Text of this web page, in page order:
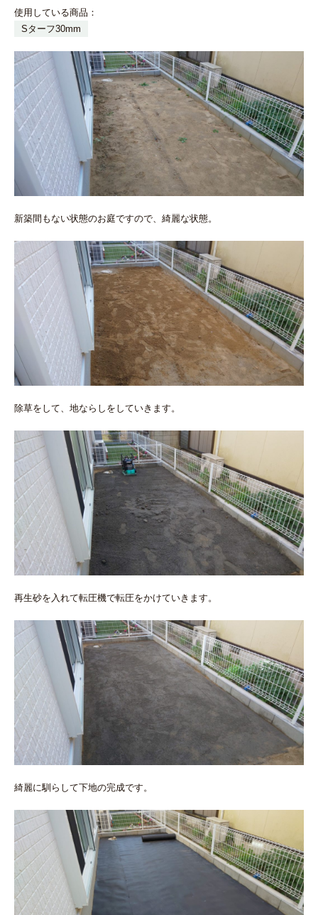
使用している商品：
Sターフ30mm
新築間もない状態のお庭ですので、綺麗な状態。
除草をして、地ならしをしていきます。
再生砂を入れて転圧機で転圧をかけていきます。
綺麗に馴らして下地の完成です。